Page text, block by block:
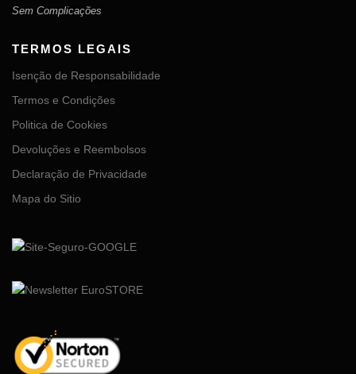
Sem Complicações
TERMOS LEGAIS
Isenção de Responsabilidade
Termos e Condições
Politica de Cookies
Devoluções e Reembolsos
Declaração de Privacidade
Mapa do Sitio